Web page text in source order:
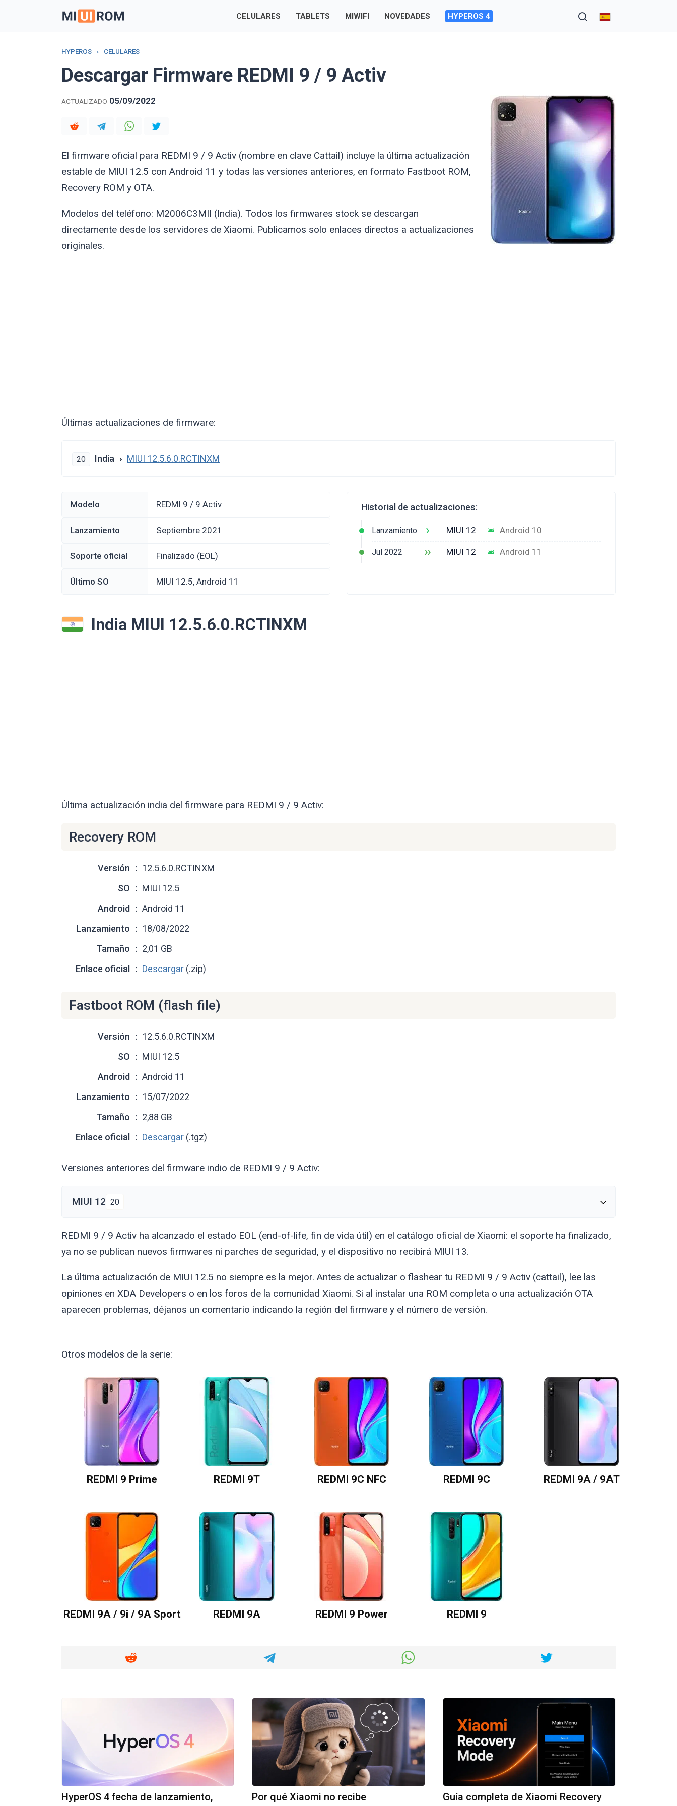
CELULARES TABLETS MIWIFI NOVEDADES HYPEROS 4
HYPEROS › CELULARES
Descargar Firmware REDMI 9 / 9 Activ
ACTUALIZADO 05/09/2022
El firmware oficial para REDMI 9 / 9 Activ (nombre en clave Cattail) incluye la última actualización
estable de MIUI 12.5 con Android 11 y todas las versiones anteriores, en formato Fastboot ROM,
Recovery ROM y OTA.
Modelos del teléfono: M2006C3MII (India). Todos los firmwares stock se descargan
directamente desde los servidores de Xiaomi. Publicamos solo enlaces directos a actualizaciones
originales.
Últimas actualizaciones de firmware:
20 India MIUI 12.5.6.0.RCTINXM
Modelo REDMI 9 / 9 Activ
Lanzamiento septiembre 2021
Soporte oficial Finalizado (EOL)
Último SO MIUI 12.5, Android 11
Historial de actualizaciones:
Lanzamiento › MIUI 12 Android 10
Jul 2022 ›› MIUI 12 Android 11
India MIUI 12.5.6.0.RCTINXM
Última actualización india del firmware para REDMI 9 / 9 Activ:
Recovery ROM
Versión
12.5.6.0.RCTINXM
SO
MIUI 12.5
Android
Android 11
Lanzamiento
18/08/2022
Tamaño
2,01 GB
Enlace oficial
Descargar (.zip)
Fastboot ROM (flash file)
Versión
12.5.6.0.RCTINXM
SO
MIUI 12.5
Android
Android 11
Lanzamiento
15/07/2022
Tamaño
2,88 GB
Enlace oficial
Descargar (.tgz)
Versiones anteriores del firmware indio de REDMI 9 / 9 Activ:
MIUI 12 20
REDMI 9 / 9 Activ ha alcanzado el estado EOL (end-of-life, fin de vida útil) en el catálogo oficial de Xiaomi: el soporte ha finalizado,
ya no se publican nuevos firmwares ni parches de seguridad, y el dispositivo no recibirá MIUI 13.
La última actualización de MIUI 12.5 no siempre es la mejor. Antes de actualizar o flashear tu REDMI 9 / 9 Activ (cattail), lee las
opiniones en XDA Developers o en los foros de la comunidad Xiaomi. Si al instalar una ROM completa o una actualización OTA
aparecen problemas, déjanos un comentario indicando la región del firmware y el número de versión.
Otros modelos de la serie:
REDMI 9 Prime REDMI 9T REDMI 9C NFC REDMI 9C REDMI 9A / 9AT
REDMI 9A / 9i / 9A Sport REDMI 9A REDMI 9 Power REDMI 9
HyperOS 4 fecha de lanzamiento,
Por qué Xiaomi no recibe
Guía completa de Xiaomi Recovery